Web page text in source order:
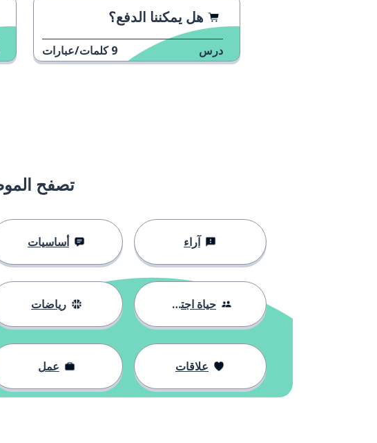
أن تضع القاعدة
social اجتماعي
mejorar أن تحسن
el presente الحاضر
el futuro المستقبل
el recuerdo
صوت انتخابي
هل يمكننا الدفع؟
درس 9 كلمات/عبارات
تصفح
آراء أساسيات
حياة اجتماعية رياضات
علاقات عمل